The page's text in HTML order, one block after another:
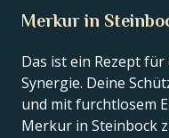
Merkur in
Das ist ein Rezept
Synergie. Deine
und mit furchtlosem
Merkur in Steinbock